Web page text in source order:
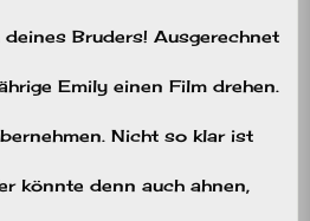
Bruders! Ausgerechnet
Emily einen Film drehen.
Nicht so klar ist
könnte denn auch ahnen,